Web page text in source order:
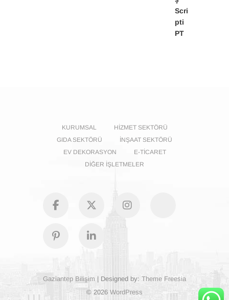
KURUMSAL
HIZMET SEKTÖRÜ
GIDA SEKTÖRÜ
İNŞAAT SEKTÖRÜ
EV DEKORASYON
E-TICARET
DIĞER İŞLETMELER
facebookTwitterInstagram
PinterestLinkedin
Gaziantep Bilişim | Designed by: Theme Freesia
© 2026 WordPress